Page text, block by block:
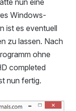
nun eine
Windows-
ist es eventuell
zu lassen. Nach
ohne
completed
nun fertig.